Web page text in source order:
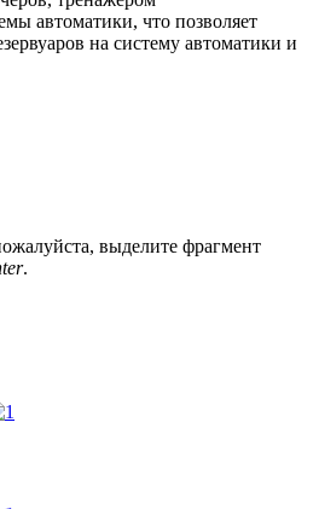
автоматики, что позволяет
на систему автоматики и
выделите фрагмент
.